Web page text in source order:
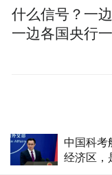
中国科考
经济区，
开采稀
什么信号？一
一边各国央行